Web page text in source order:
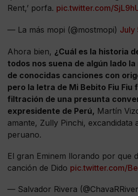
Rent,’ porfa. pic.twitter.com/
— La más mopi (@mostmopi) July
Ahora bien, ¿Cuál es la historia
todos nos suena de algún lado
de conocidas canciones con
pero la letra de Mi Bebito Fiu Fiu
filtración de una presunta
expresidente de Perú, Martín
amante, Zully Pinchi, excandidata
peruano.
El gran Eminem llorando por que
canción de Dido pic.twitter.com/
— Salvador Rivera